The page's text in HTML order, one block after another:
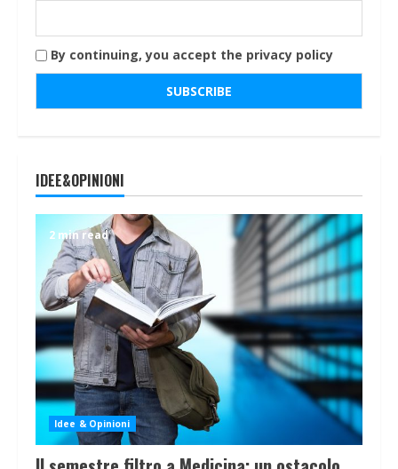
By continuing, you accept the privacy policy
IDEE&OPINIONI
2 min read
Idee & Opinioni